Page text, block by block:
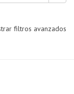
filtros avanzados